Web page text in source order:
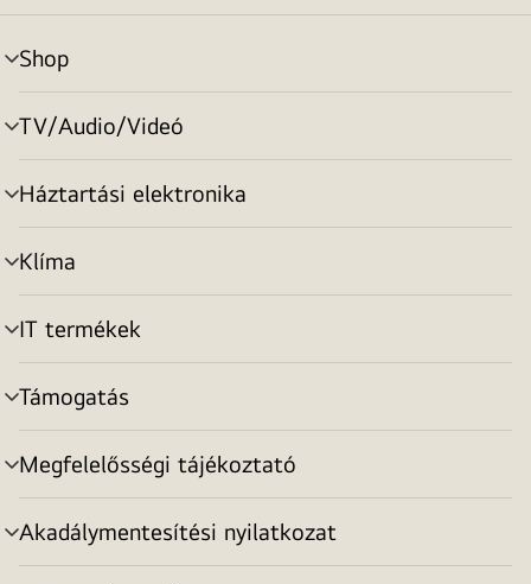
Shop
menu
toggle
TV/Audio/Videó
menu
toggle
Háztartási elektronika
menu
toggle
Klíma
menu
toggle
IT termékek
menu
toggle
Támogatás
menu
toggle
Megfelelősségi tájékoztató
menu
toggle
Akadálymentesítési nyilatkozat
menu
toggle